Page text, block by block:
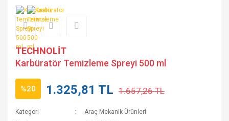
TECHNOLİT
Karbüratör Temizleme Spreyi 500 ml
%20 1.325,81 TL 1.657,26 TL
Kategori
Araç Mekanik Ürünleri